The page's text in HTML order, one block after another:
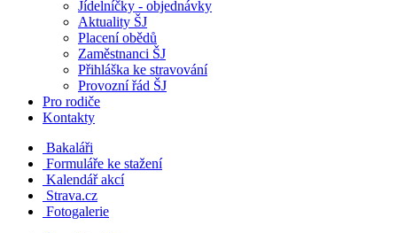
Jídelníčky - objednávky
Aktuality ŠJ
Placení obědů
Zaměstnanci ŠJ
Přihláška ke stravování
Provozní řád ŠJ
Pro rodiče
Kontakty
Bakaláři
Formuláře ke stažení
Kalendář akcí
Strava.cz
Fotogalerie